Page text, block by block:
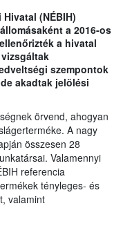
(NÉBIH)
a 2016-os
a hivatal
szempontok
akadtak jelölési
örvend, ahogyan
A nagy
összesen 28
Valamennyi
referencia
tényleges- és
valamint